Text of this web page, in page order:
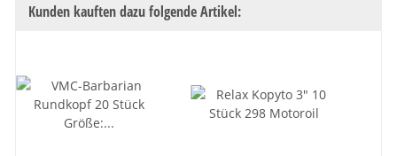
Kunden kauften dazu folgende Artikel: